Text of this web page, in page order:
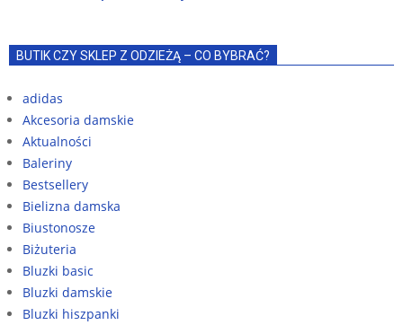
BUTIK CZY SKLEP Z ODZIEŻĄ – CO BYBRAĆ?
adidas
Akcesoria damskie
Aktualności
Baleriny
Bestsellery
Bielizna damska
Biustonosze
Biżuteria
Bluzki basic
Bluzki damskie
Bluzki hiszpanki